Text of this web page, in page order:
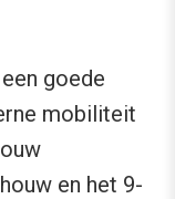
goede
mobiliteit
en het 9-